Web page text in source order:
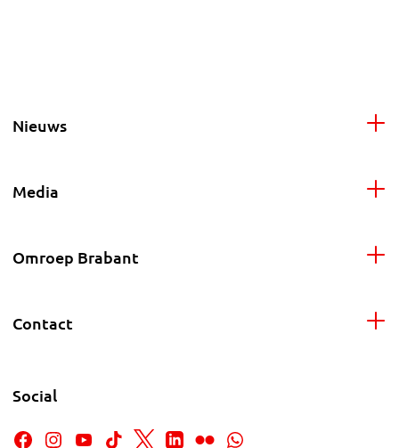
Nieuws
Media
Omroep Brabant
Contact
Social